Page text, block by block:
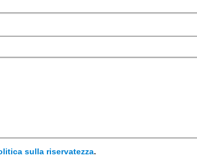
sulla riservatezza.